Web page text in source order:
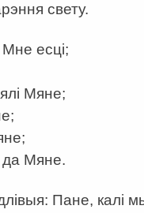
свету.
есці;
Мяне;
да Мяне.
Пане, калі